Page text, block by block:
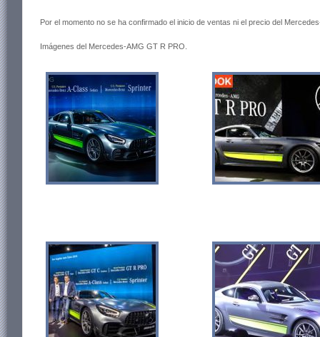
Por el momento no se ha confirmado el inicio de ventas ni el precio del
Imágenes del Mercedes-AMG GT R PRO